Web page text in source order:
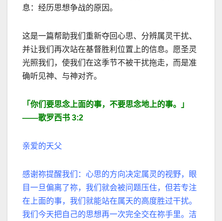
息：经历思想争战的原因。
这是一篇帮助我们重新夺回心思、分辨属灵干扰、
并让我们再次站在基督胜利位置上的信息。愿圣灵
光照我们，使我们在这季节不被干扰拖走，而是准
确听见神、与神对齐。
「你们要思念上面的事，不要思念地上的事。」
——歌罗西书 3:2
亲爱的天父
感谢祢提醒我们：心思的方向决定属灵的视野，眼
目一旦偏离了祢，我们就会被问题压住，但若专注
在上面的事，我们就能站在属天的高度胜过干扰。
我们今天把自己的思想再一次完全交在祢手里。洁